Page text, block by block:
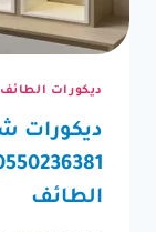
ديكورات الطائف
ديكورات
الطائف